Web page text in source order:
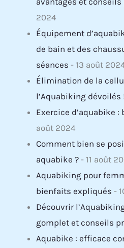
2024
Équipement
de bain et des
séances - 13 août
Élimination de la
l’Aquabiking dévoilés
Exercice d’aquabike
août 2024
Comment bien se
aquabike ? - 11 août
Aquabiking pour
bienfaits expliqués -
Découvrir
gomplet et conseils
Aquabike : efficace